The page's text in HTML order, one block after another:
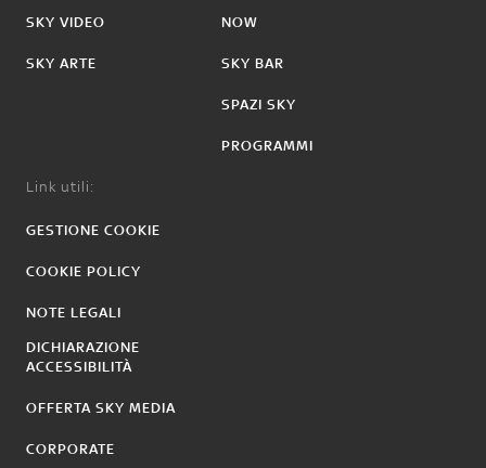
SKY VIDEO
SKY ARTE
NOW
SKY BAR
SPAZI SKY
PROGRAMMI
Link utili:
GESTIONE COOKIE
COOKIE POLICY
NOTE LEGALI
DICHIARAZIONE
ACCESSIBILITÀ
OFFERTA SKY MEDIA
CORPORATE